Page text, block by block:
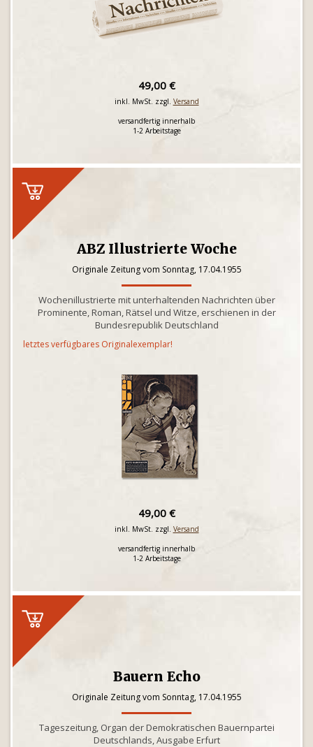
49,00 €
inkl. MwSt. zzgl. Versand
versandfertig innerhalb
1-2 Arbeitstage
ABZ Illustrierte Woche
Originale Zeitung vom Sonntag, 17.04.1955
Wochenillustrierte mit unterhaltenden Nachrichten über
Prominente, Roman, Rätsel und Witze, erschienen in der
Bundesrepublik Deutschland
letztes verfügbares Originalexemplar!
49,00 €
inkl. MwSt. zzgl. Versand
versandfertig innerhalb
1-2 Arbeitstage
Bauern Echo
Originale Zeitung vom Sonntag, 17.04.1955
Tageszeitung, Organ der Demokratischen Bauernpartei
Deutschlands, Ausgabe Erfurt